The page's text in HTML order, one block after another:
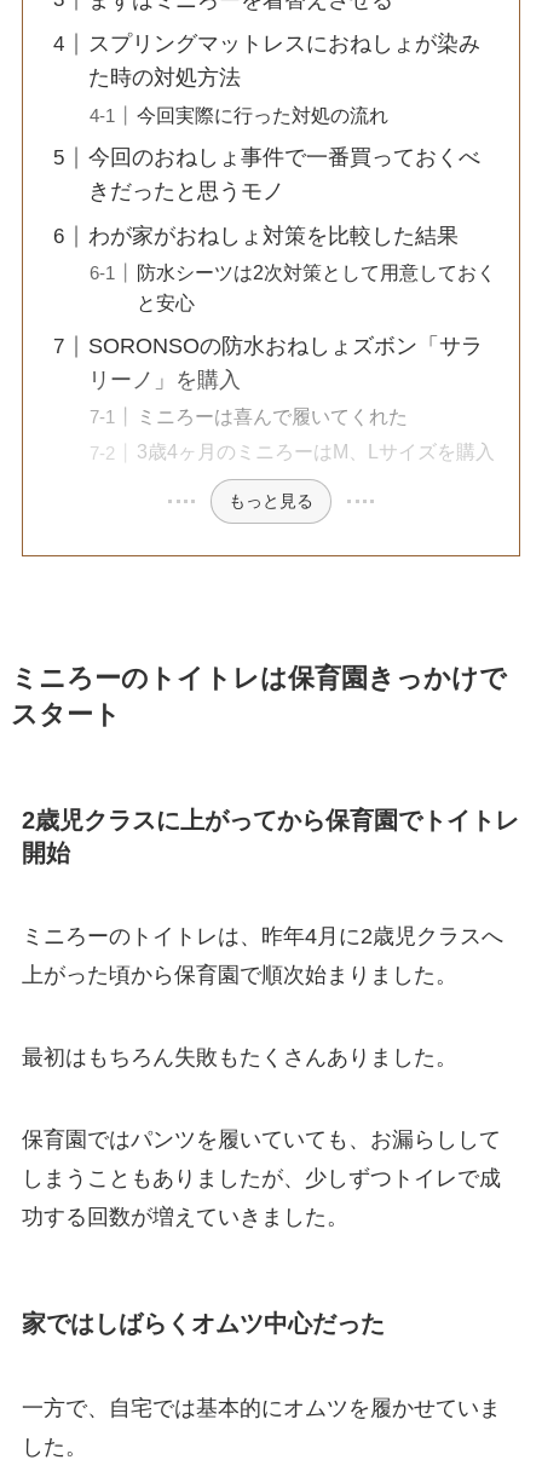
スプリングマットレスにおねしょが染み
た時の対処方法
今回実際に行った対処の流れ
今回のおねしょ事件で一番買っておくべ
きだったと思うモノ
わが家がおねしょ対策を比較した結果
防水シーツは2次対策として用意しておく
と安心
SORONSOの防水おねしょズボン「サラ
リーノ」を購入
ミニろーは喜んで履いてくれた
3歳4ヶ月のミニろーはM、Lサイズを購入
もっと見る
ミニろーのトイトレは保育園きっかけで
スタート
2歳児クラスに上がってから保育園でトイトレ
開始
ミニろーのトイトレは、昨年4月に2歳児クラスへ
上がった頃から保育園で順次始まりました。
最初はもちろん失敗もたくさんありました。
保育園ではパンツを履いていても、お漏らしして
しまうこともありましたが、少しずつトイレで成
功する回数が増えていきました。
家ではしばらくオムツ中心だった
一方で、自宅では基本的にオムツを履かせていま
した。